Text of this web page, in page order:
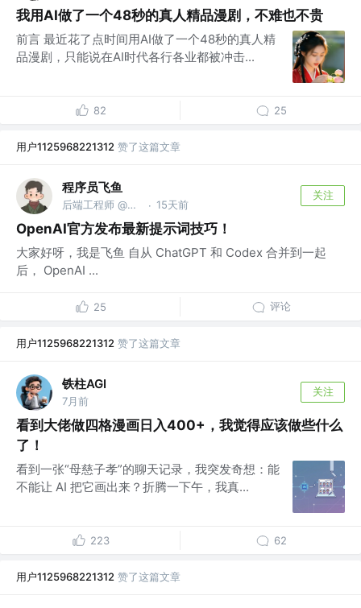
我用AI做了一个48秒的真人精品漫剧，不难也不贵
前言 最近花了点时间用AI做了一个48秒的真人精
品漫剧，只能说在AI时代各行各业都被冲击...
82 25
用户1125968221312 赞了这篇文章
程序员飞鱼
后端工程师 @美团 · 15天前
关注
OpenAI官方发布最新提示词技巧！
大家好呀，我是飞鱼 自从 ChatGPT 和 Codex 合并到一起
后， OpenAI ...
25 评论
用户1125968221312 赞了这篇文章
铁柱AGI
7月前
关注
看到大佬做四格漫画日入400+，我觉得应该做些什么
了！
看到一张“母慈子孝”的聊天记录，我突发奇想：能
不能让 AI 把它画出来？折腾一下午，我真...
223 62
用户1125968221312 赞了这篇文章